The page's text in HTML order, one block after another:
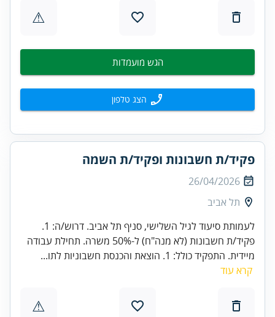
⚠
הגש מועמדות
הצג טלפון
פקיד/ת חשבונות ופקיד/ת השמה
26/04/2026
תל אביב
לעמותת סיעוד לגיל השלישי, סניף תל אביב. דרוש/ה: 1.
פקיד/ת חשבונות (לא מנה"ח) ל-50% משרה. תחילת עבודה
מיידית. התפקיד כולל: 1. הוצאת והכנסת חשבוניות לתו...
קרא עוד
⚠